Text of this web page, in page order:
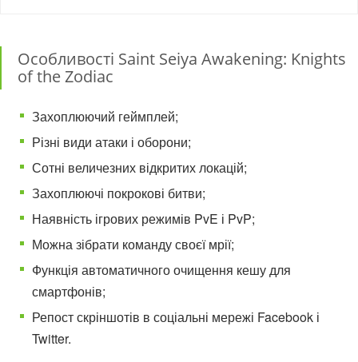
Особливості Saint Seiya Awakening: Knights
of the Zodiac
Захоплюючий геймплей;
Різні види атаки і оборони;
Сотні величезних відкритих локацій;
Захоплюючі покрокові битви;
Наявність ігрових режимів PvE і PvP;
Можна зібрати команду своєї мрії;
Функція автоматичного очищення кешу для
смартфонів;
Репост скріншотів в соціальні мережі Facebook і
Twitter.